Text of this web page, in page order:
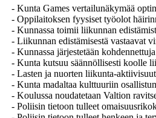
- Kunta Games vertailunäkymää
- Oppilaitoksen fyysiset työolot
- Kunnassa toimii liikunnan
- Liikunnan edistämisestä vastaavat
- Kunnassa järjestetään
- Kunta kutsuu säännöllisesti koolle
- Lasten ja nuorten liikunta-
- Kunta madaltaa kulttuuriin
- Koulussa noudatetaan Valtion
- Poliisin tietoon tulleet